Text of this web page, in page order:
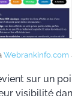
Webrankinfo.com
sur un
visibilité